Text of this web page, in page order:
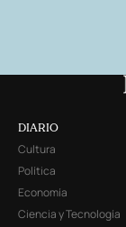
DIARIO
Cultura
Política
Economía
Ciencia y Tecnología